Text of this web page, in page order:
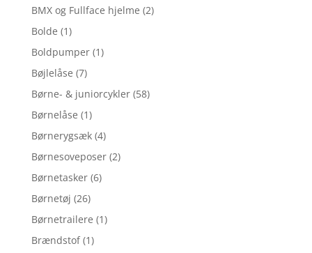
BMX og Fullface hjelme (2)
Bolde (1)
Boldpumper (1)
Bøjlelåse (7)
Børne- & juniorcykler (58)
Børnelåse (1)
Børnerygsæk (4)
Børnesoveposer (2)
Børnetasker (6)
Børnetøj (26)
Børnetrailere (1)
Brændstof (1)